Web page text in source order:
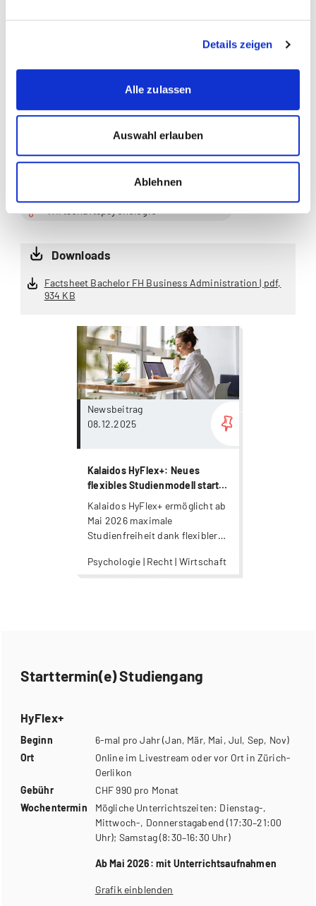
Details zeigen
Alle zulassen
Auswahl erlauben
Ablehnen
Wirtschaft
Wirtschaftsinformatik
Wirtschaftspsychologie
Downloads
Factsheet Bachelor FH Business Administration | pdf,
934 KB
Newsbeitrag
08.12.2025
Kalaidos HyFlex+: Neues
flexibles Studienmodell startet
im Mai 2026
Kalaidos HyFlex+ ermöglicht ab
Mai 2026 maximale
Studienfreiheit dank flexibler
Prüfungen.
Psychologie | Recht | Wirtschaft
more...
Starttermin(e) Studiengang
HyFlex+
Beginn
6-mal pro Jahr (Jan, Mär, Mai, Jul, Sep, Nov)
Ort
Online im Livestream oder vor Ort in Zürich-
Oerlikon
Gebühr
CHF 990 pro Monat
Wochentermin
Mögliche Unterrichtszeiten: Dienstag-,
Mittwoch-, Donnerstagabend (17:30–21:00
Uhr); Samstag (8:30–16:30 Uhr)
Ab Mai 2026: mit Unterrichtsaufnahmen
Grafik einblenden